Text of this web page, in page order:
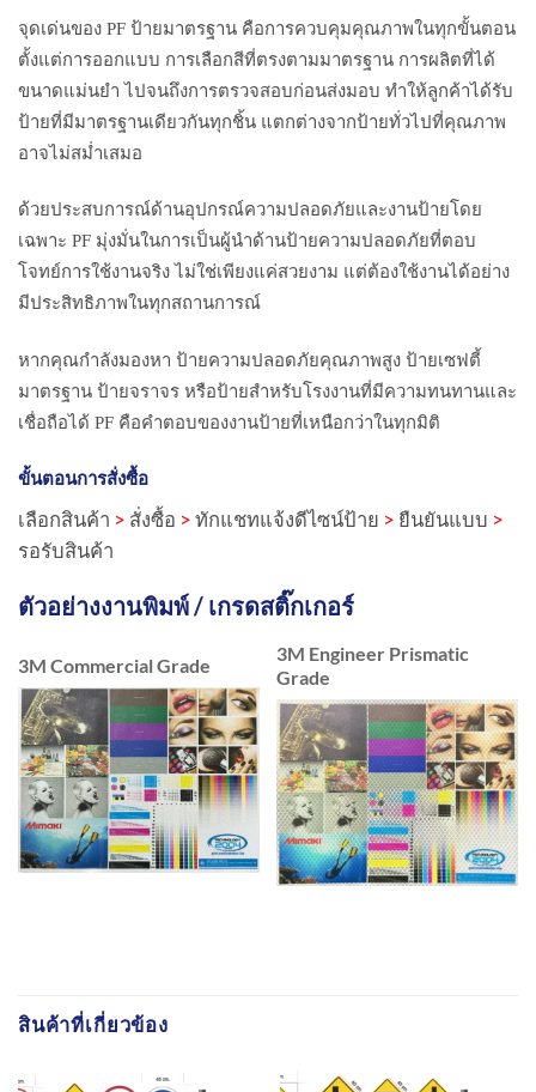
จุดเด่นของ PF ป้ายมาตรฐาน คือการควบคุมคุณภาพในทุกขั้นตอน
ตั้งแต่การออกแบบ การเลือกสีที่ตรงตามมาตรฐาน การผลิตที่ได้
ขนาดแม่นยำ ไปจนถึงการตรวจสอบก่อนส่งมอบ ทำให้ลูกค้าได้รับ
ป้ายที่มีมาตรฐานเดียวกันทุกชิ้น แตกต่างจากป้ายทั่วไปที่คุณภาพ
อาจไม่สม่ำเสมอ
ด้วยประสบการณ์ด้านอุปกรณ์ความปลอดภัยและงานป้ายโดย
เฉพาะ PF มุ่งมั่นในการเป็นผู้นำด้านป้ายความปลอดภัยที่ตอบ
โจทย์การใช้งานจริง ไม่ใช่เพียงแค่สวยงาม แต่ต้องใช้งานได้อย่าง
มีประสิทธิภาพในทุกสถานการณ์
หากคุณกำลังมองหา ป้ายความปลอดภัยคุณภาพสูง ป้ายเซฟตี้
มาตรฐาน ป้ายจราจร หรือป้ายสำหรับโรงงานที่มีความทนทานและ
เชื่อถือได้ PF คือคำตอบของงานป้ายที่เหนือกว่าในทุกมิติ
ขั้นตอนการสั่งซื้อ
เลือกสินค้า > สั่งซื้อ > ทักแชทแจ้งดีไซน์ป้าย > ยืนยันแบบ >
รอรับสินค้า
ตัวอย่างงานพิมพ์ / เกรดสติ๊กเกอร์
3M Commercial Grade
3M Engineer Prismatic
Grade
สินค้าที่เกี่ยวข้อง